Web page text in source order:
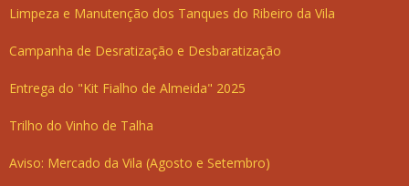
Limpeza e Manutenção dos Tanques do Ribeiro da Vila
Campanha de Desratização e Desbaratização
Entrega do "Kit Fialho de Almeida" 2025
Trilho do Vinho de Talha
Aviso: Mercado da Vila (Agosto e Setembro)